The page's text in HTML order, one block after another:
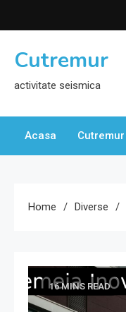
to
Cutremur
activitate seismica
Acasa Cutremur
Home Diverse
16 MINS READ